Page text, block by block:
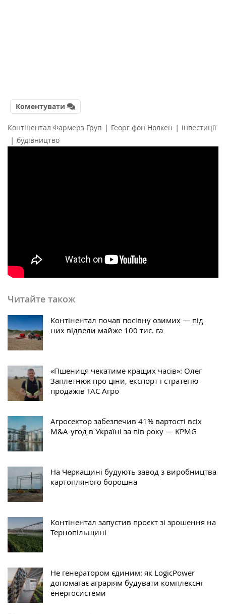
Коментувати
Контінентал Фармерз Груп | Георг фон Нолкен | інвестиції
| будівництво
Читайте також
Контінентал почав посівну озимих — під
них відвели майже 100 тис. га
«Пшениця чекатиме кращих часів»: Олег
Заплетнюк про ціни, експорт і стратегію
продажів ТАС Агро
Агросектор забезпечив 41% вартості всіх
M&A-угод в Україні за пів року — KPMG
На Черкащині будують завод з виробництва
картопляного борошна
Контінентал запустив проєкт зі зрошення на
Тернопільщині
Не генератором єдиним: як LogicPower
допомагає аграріям будувати комплексні
енергосистеми